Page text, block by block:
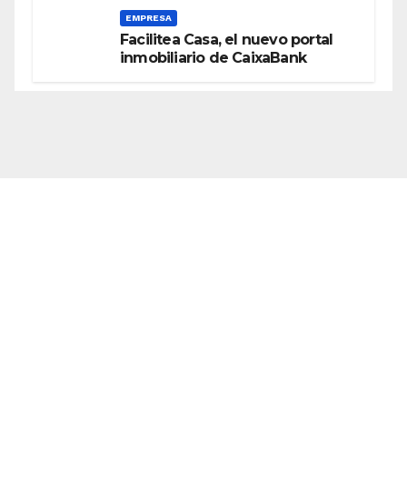
EMPRESA
Facilitea Casa, el nuevo portal
inmobiliario de CaixaBank